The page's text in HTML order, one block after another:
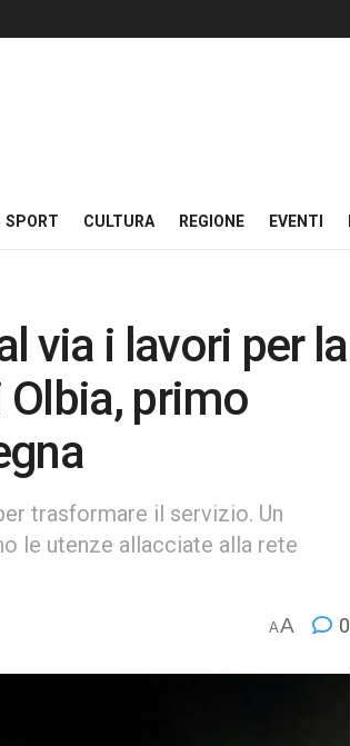
SPORT CULTURA REGIONE EVENTI
via i lavori per la
primo
trasformare il servizio. Un
le utenze allacciate alla rete
AA 0